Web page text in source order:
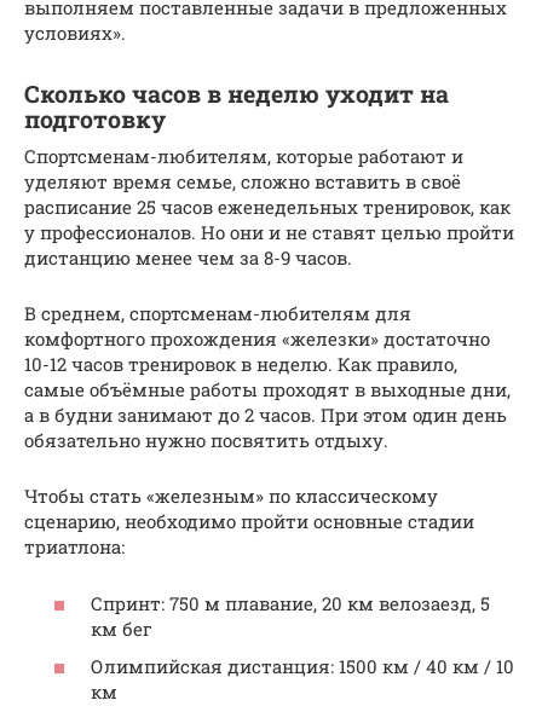
выполняем поставленные задачи в предложенных
условиях».
Сколько часов в неделю уходит на
подготовку
Спортсменам-любителям, которые работают и
уделяют время семье, сложно вставить в своё
расписание 25 часов еженедельных тренировок, как
у профессионалов. Но они и не ставят целью пройти
дистанцию менее чем за 8-9 часов.
В среднем, спортсменам-любителям для
комфортного прохождения «железки» достаточно
10-12 часов тренировок в неделю. Как правило,
самые объёмные работы проходят в выходные дни,
а в будни занимают до 2 часов. При этом один день
обязательно нужно посвятить отдыху.
Чтобы стать «железным» по классическому
сценарию, необходимо пройти основные стадии
триатлона:
Спринт: 750 м плавание, 20 км велозаезд, 5
км бег
Олимпийская дистанция: 1500 км / 40 км / 10
км